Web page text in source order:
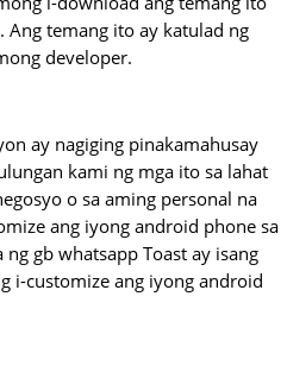
Ang temang ito ay katulad ng
developer.
ay nagiging pinakamahusay
kami ng mga ito sa lahat
o sa aming personal na
ang iyong android phone sa
gb whatsapp Toast ay isang
i-customize ang iyong android